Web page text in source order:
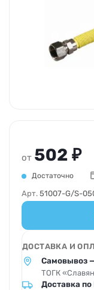
от 502 ₽
Достаточно
Арт. 51007-G/S-
ДОСТАВКА И
Самовывоз
ТОГК
Доставка